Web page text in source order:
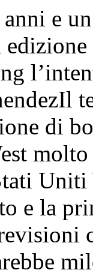
e
di
e la